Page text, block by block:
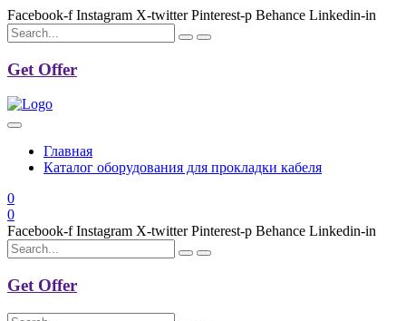
Facebook-f Instagram X-twitter Pinterest-p Behance Linkedin-in
Get Offer
Главная
Каталог оборудования для прокладки кабеля
0
0
Facebook-f Instagram X-twitter Pinterest-p Behance Linkedin-in
Get Offer